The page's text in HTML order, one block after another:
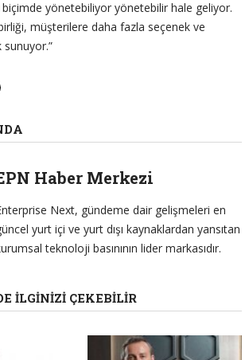
yönetebiliyor yönetebilir hale geliyor.
müşterilere daha fazla seçenek ve
Haber Merkezi
Next, gündeme dair gelişmeleri en
yurt içi ve yurt dışı kaynaklardan yansıtan
teknoloji basınının lider markasıdır.
İLGINIZI ÇEKEBILIR